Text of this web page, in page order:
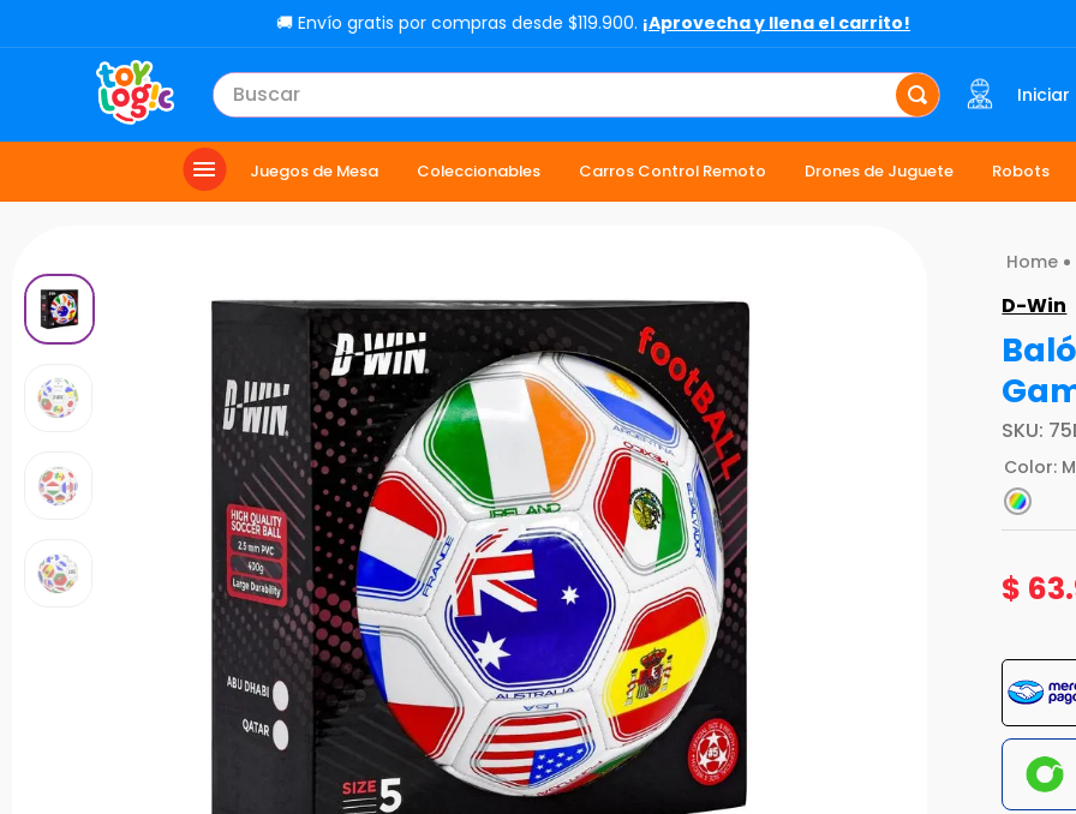
🚚 Envío gratis por compras desde $119.900. ¡Aprovecha y llena el carrito!
Buscar Iniciar
Juegos de Mesa Coleccionables Carros Control Remoto Drones de Juguete Robots
D-Win
SKU:
Color:
$ 63.
TÉRMINOS MÁS BUSCADOS
toy story
minix figuras
carro control remoto
peluche
sonic
muñecas
bloques